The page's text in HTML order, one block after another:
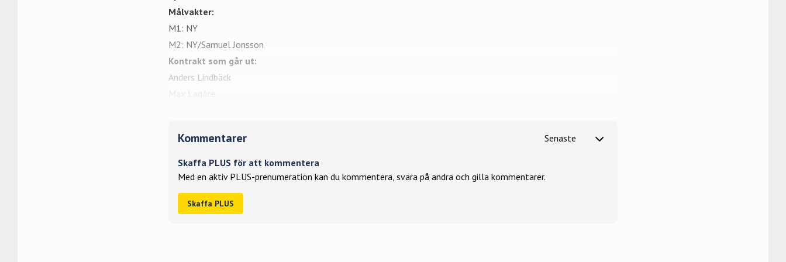
Målvakter:
M1: NY
M2: NY/Samuel Jonsson
Kontrakt som går ut:
Anders Lindbäck
Max Lagáce
Kommentarer
Skaffa PLUS för att kommentera
Med en aktiv PLUS-prenumeration kan du kommentera, svara på andra och gilla kommentarer.
Skaffa PLUS